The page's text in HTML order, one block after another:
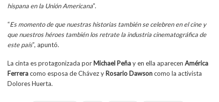
hispana en la Unión Americana”.
“Es momento de que nuestras historias también se celebren en el cine y
que nuestros héroes también los retrate la industria cinematográfica de
este país”, apuntó.
La cinta es protagonizada por Michael Peñay en ella aparecen América
Ferreracomo esposa de Chávez y Rosario Dawsoncomo la activista
Dolores Huerta.